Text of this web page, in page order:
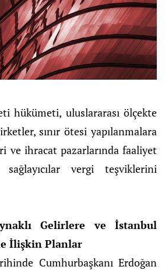
hükümeti, uluslararası ölçekte
sınır ötesi yapılanmalara
ve ihracat pazarlarında faaliyet
vergi teşviklerini
Gelirlere ve İstanbul
İlişkin Planlar
Cumhurbaşkanı Erdoğan